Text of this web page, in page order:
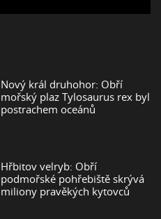
Nový král druhohor: Obří
mořský plaz Tylosaurus rex byl
postrachem oceánů
Hřbitov velryb: Obří
podmořské pohřebiště skrývá
miliony pravěkých kytovců